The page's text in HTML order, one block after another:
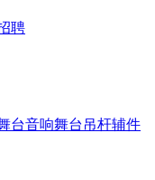
聘
台音响舞台吊杆辅件